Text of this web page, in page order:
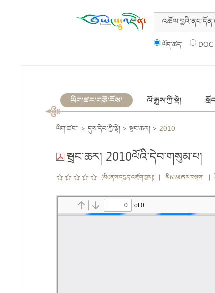
ཡོད་ཚད། DOC
ཡིག་ཚང་གཙོ་ངོས། ལོ་རྒྱུས་ཀྱི་སྡེ།
ཡིག་ཚང་། > དུས་དེབ་ཀྱི་སྡེ། > སྦྲང་ཆར། > 2010
སྦྲང་ཆར། 2010ལོའི་དེབ་གསུམ་པ།
(མི0ནས་དཔྱད་འཇོག་བྱས།) | མི6390ནས་བལྟས། |